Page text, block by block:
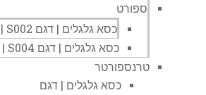
ספורט
כסא גלגלים | דגם S002 | חברת JBH
כסא גלגלים | דגם S004 | חברת JBH
טרנספורטר
כסא גלגלים | דגם